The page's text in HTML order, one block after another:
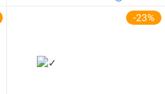
-23%